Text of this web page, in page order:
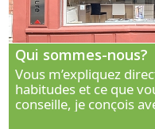
Qui sommes-nous?
Vous m’expliquez
habitudes et ce que
conseille, je conçois
interlocuteur